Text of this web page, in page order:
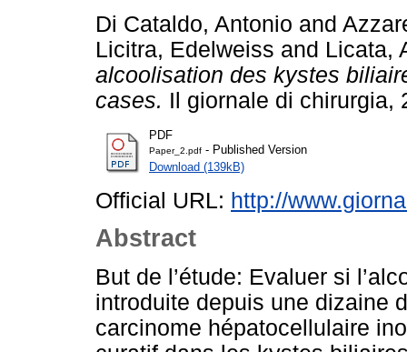
Di Cataldo, Antonio and
Licitra, Edelweiss and Licata,
alcoolisation des kystes
cases. Il giornale di chirurgia,
PDF
Paper_2.pdf - Published Version
Download (139kB)
Official URL: http://
Abstract
But de l’étude: Evaluer si
introduite depuis une dizaine
carcinome hépatocellulaire